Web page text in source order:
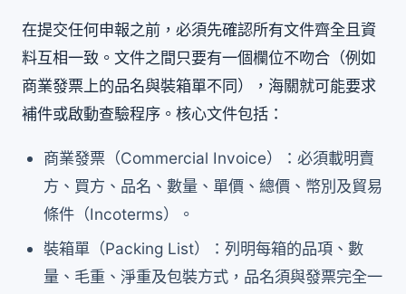
在提交任何申報之前，必須先確認所有文件齊全且資
料互相一致。文件之間只要有一個欄位不吻合（例如
商業發票上的品名與裝箱單不同），海關就可能要求
補件或啟動查驗程序。核心文件包括：
商業發票（Commercial Invoice）：必須載明賣
方、買方、品名、數量、單價、總價、幣別及貿易
條件（Incoterms）。
裝箱單（Packing List）：列明每箱的品項、數
量、毛重、淨重及包裝方式，品名須與發票完全一